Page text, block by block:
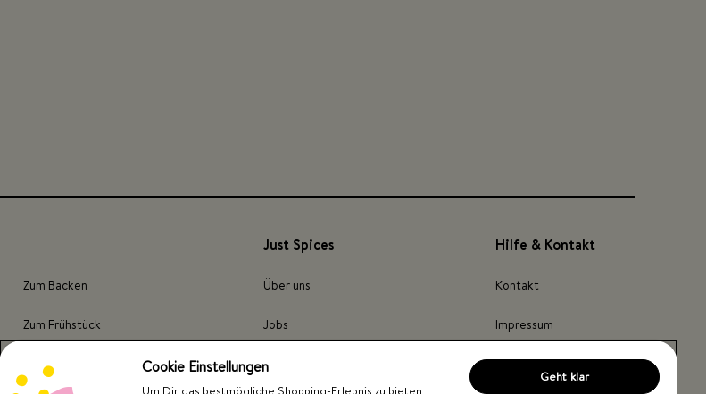
Zum Backen
Zum Frühstück
Für Fleisch
Just Spices
Über uns
Jobs
Presse
Hilfe & Kontakt
Kontakt
Impressum
Barrierefreiheit
Cookie Einstellungen
Um Dir das bestmögliche Shopping-Erlebnis zu bieten,
Geht klar